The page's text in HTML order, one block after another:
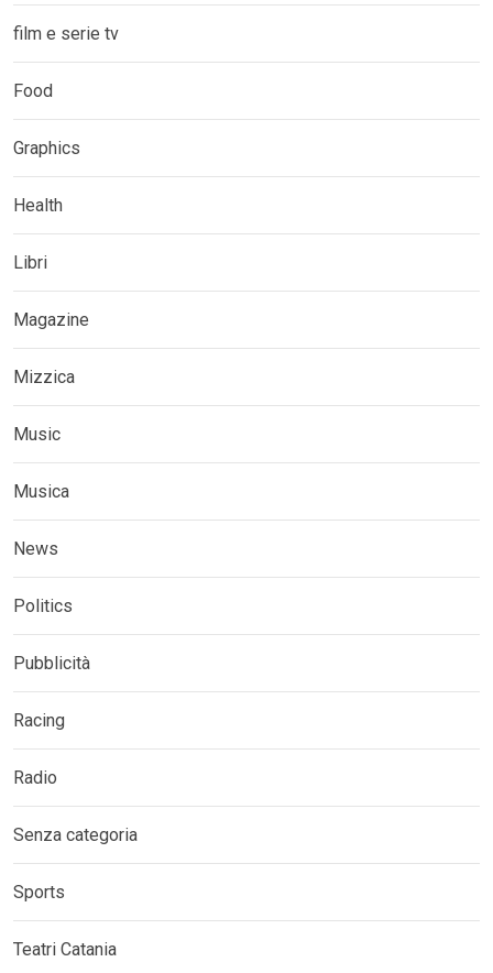
film e serie tv
Food
Graphics
Health
Libri
Magazine
Mizzica
Music
Musica
News
Politics
Pubblicità
Racing
Radio
Senza categoria
Sports
Teatri Catania